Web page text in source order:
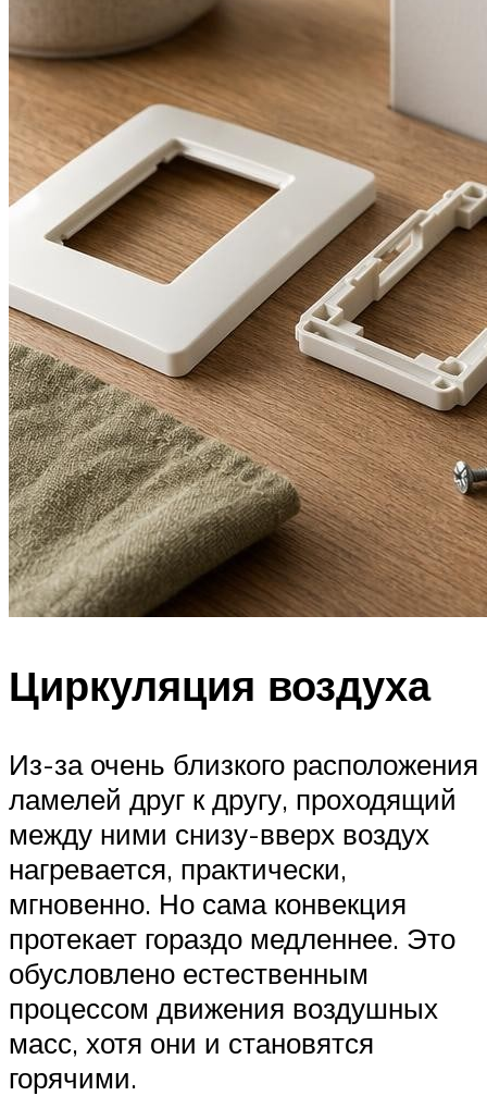
Циркуляция воздуха
Из-за очень близкого расположения
ламелей друг к другу, проходящий
между ними снизу-вверх воздух
нагревается, практически,
мгновенно. Но сама конвекция
протекает гораздо медленнее. Это
обусловлено естественным
процессом движения воздушных
масс, хотя они и становятся
горячими.